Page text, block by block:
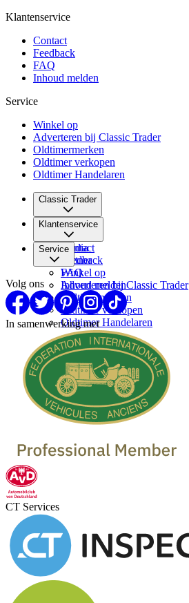
Klantenservice
Contact
Feedback
FAQ
Inhoud melden
Service
Winkel op
Adverteren bij Classic Trader
Oldtimermerken
Oldtimer verkopen
Oldtimer Handelaren
Classic Trader
Over ons
Vacatures
Media
Partner
Klantenservice
Contact
Feedback
FAQ
Inhoud melden
Service
Winkel op
Adverteren bij Classic Trader
Oldtimermerken
Oldtimer verkopen
Oldtimer Handelaren
Volg ons
In samenwerking met
CT Services